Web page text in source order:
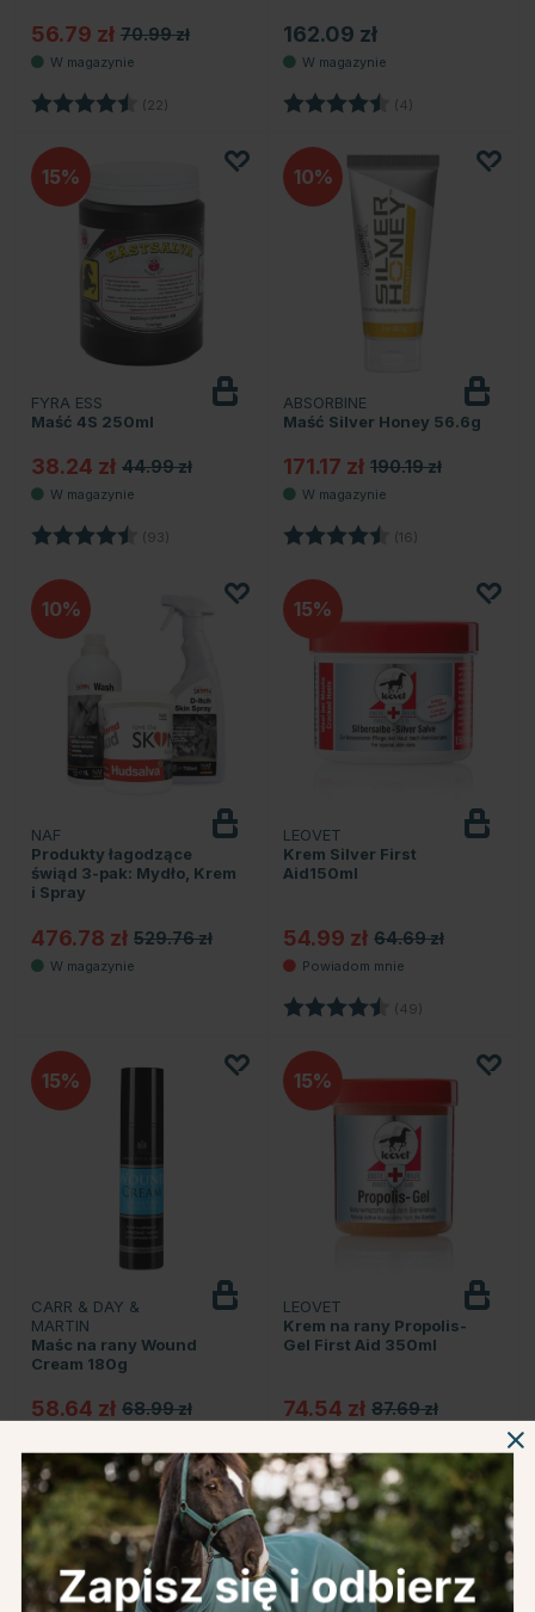
56.79 zł 70.99 zł
Ocena: (22) 4.8 na 5 gwiazdek
162.09 zł
Ocena: (4)
15
FYRA ESS
Maść 4S 250ml
38.24 zł 44.99 zł
Ocena: (93) 4.8 na 5 gwiazdek
10
ABSORBINE
Maść Silver Honey 56.6g
171.17 zł 190.19 zł
Ocena: (16)
10
NAF
Produkty łagodzące
świąd 3-pak: Mydło, Krem
i Spray
476.78 zł 529.76 zł
15
LEOVET
Krem Silver First
Aid150ml
54.99 zł 64.69 zł
Ocena: (49)
15
CARR & DAY &
MARTIN
Maśc na rany Wound
Cream 180g
58.64 zł 68.99 zł
Ocena: (7)4.0 na 5 gwiazdek
15
LEOVET
Krem na rany Propolis-
Gel First Aid 350ml
74.54 zł 87.69 zł
Ocena: (10) 4.6 na 5
15